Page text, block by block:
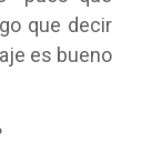
que decir
es bueno